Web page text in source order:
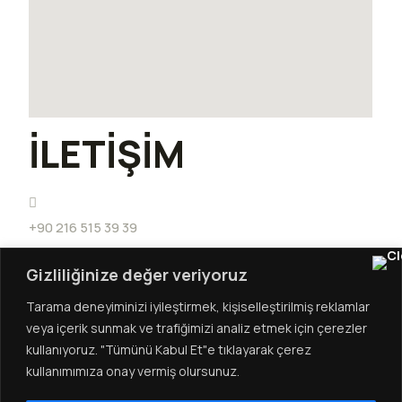
Gizliliğinize değer veriyoruz
Tarama deneyiminizi iyileştirmek, kişiselleştirilmiş reklamlar
veya içerik sunmak ve trafiğimizi analiz etmek için çerezler
kullanıyoruz. "Tümünü Kabul Et"e tıklayarak çerez
kullanımımıza onay vermiş olursunuz.
İLETİŞİM
+90 216 515 39 39
info@sarbayihracat.com.tr